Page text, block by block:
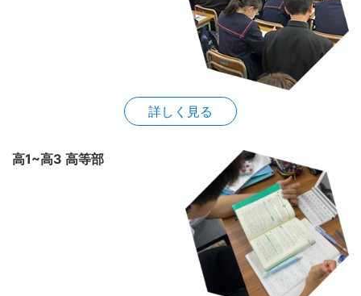
詳しく見る
高1~高3 高等部